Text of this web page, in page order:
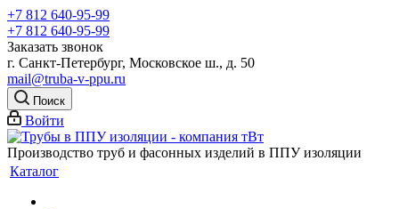
+7 812 640-95-99
+7 812 640-95-99
Заказать звонок
г. Санкт-Петербург, Московское ш., д. 50
mail@truba-v-ppu.ru
Поиск
Войти
Производство труб и фасонных изделий в ППУ изоляции
Каталог